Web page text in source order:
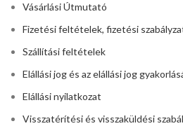
Vásárlási Útmutató
Fizetési feltételek, fizetési
Szállítási feltételek
Elállási jog és az elállási jog
Elállási nyilatkozat
Visszatérítési és visszaküldési